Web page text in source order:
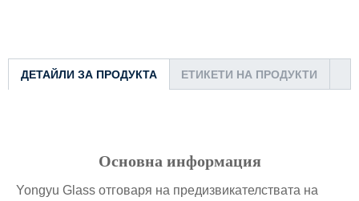
ДЕТАЙЛИ ЗА ПРОДУКТА ЕТИКЕТИ НА ПРОДУКТИ
Основна информация
Yongyu Glass отговаря на предизвикателствата на